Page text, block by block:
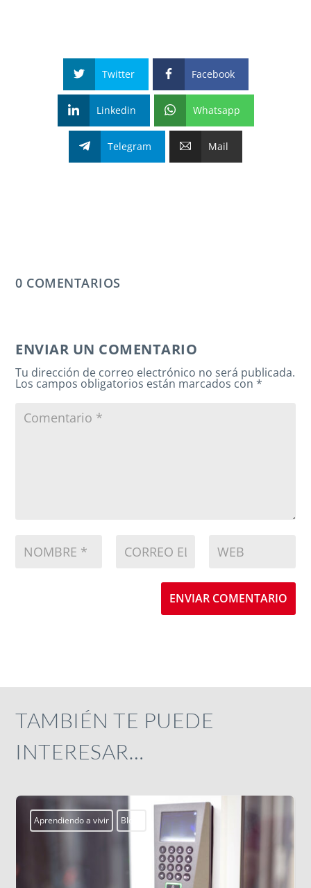
Twitter Facebook
Linkedin Whatsapp
Telegram Mail
0 COMENTARIOS
ENVIAR UN COMENTARIO
Tu dirección de correo electrónico no será publicada.
Los campos obligatorios están marcados con*
ENVIAR COMENTARIO
TAMBIÉN TE PUEDE
INTERESAR…
Actualidad Campobosco2026